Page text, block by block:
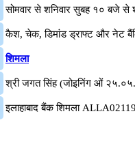
सोमवार से शनिवार सुबह १० बजे
कैश, चेक, डिमांड ड्राफ्ट और नेट
शिमला
श्री जगत सिंह (जोइनिंग ओं
इलाहाबाद बैंक शिमला